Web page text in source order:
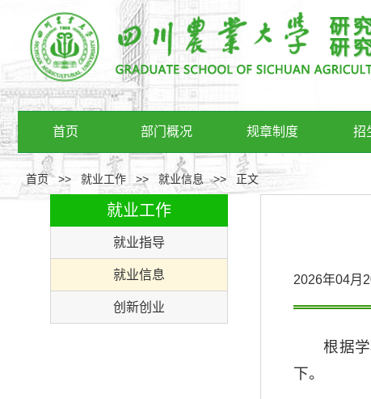
首页 部门概况 规章制度 招
首页>> 就业工作 >> 就业信息 >> 正文
就业工作
就业指导
就业信息
创新创业
2026年04
根据
下。